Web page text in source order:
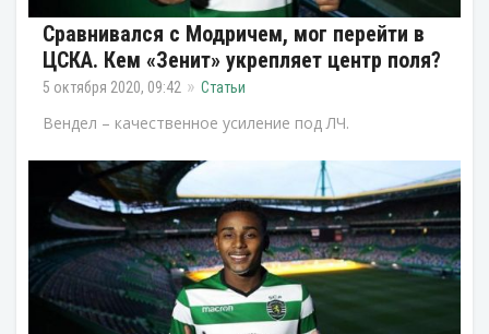
Сравнивался с Модричем, мог перейти в
ЦСКА. Кем «Зенит» укрепляет центр поля?
5 октября 2020, 09:42 Статьи
Вендел – качественное усиление под ЛЧ.